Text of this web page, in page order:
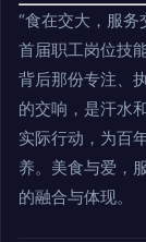
“食在交大，服
首届职工岗位技
背后那份专注、
的交响，是汗水
实际行动，为百
养。美食与爱，
的融合与体现。